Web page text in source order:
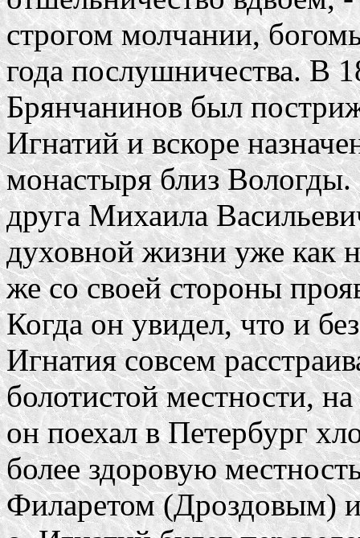
строгом молчании,
года послушничества. В
Брянчанинов был
Игнатий и вскоре
монастыря близ Вологды.
друга Михаила
духовной жизни уже как
же со своей стороны
Когда он увидел, что и
Игнатия совсем
болотистой местности,
он поехал в Петербург
более здоровую
Филаретом (Дроздовым) и